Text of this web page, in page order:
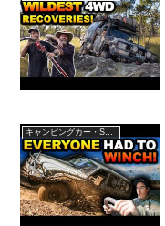
キャンピングカー・SUV人気車種